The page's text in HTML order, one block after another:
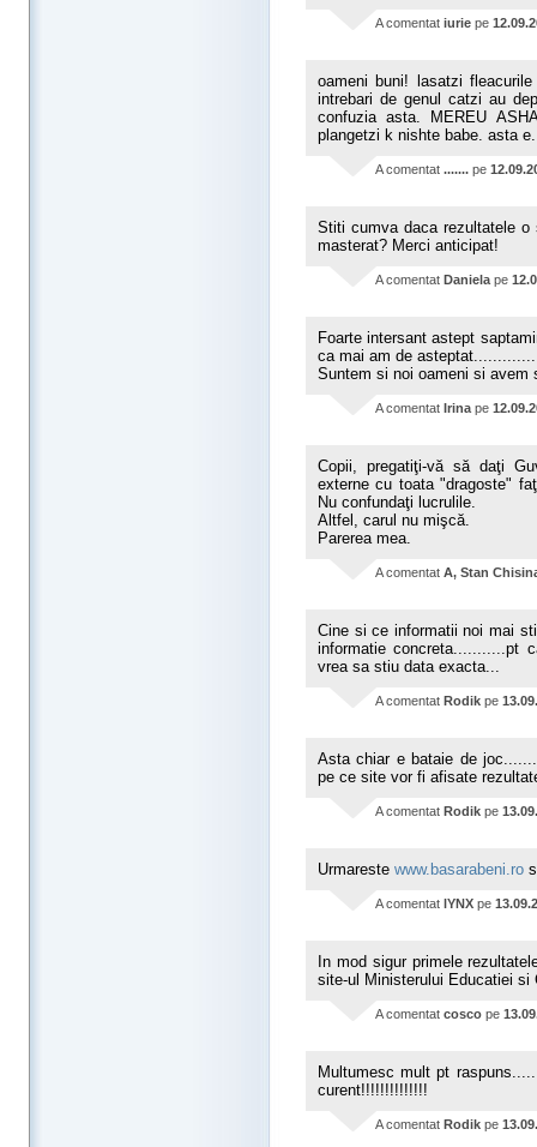
A comentat iurie pe
oameni buni! lasatzi
intrebari de genul catzi au
confuzia asta. MEREU
plangetzi k nishte babe. asta
A comentat ....... pe
Stiti cumva daca rezultatele
masterat? Merci anticipat!
A comentat Daniela pe
Foarte intersant astept
ca mai am de
Suntem si noi oameni si
A comentat Irina pe
Copii, pregatiţi-vă să daţi
externe cu toata "dragoste"
Nu confundaţi lucrulile.
Altfel, carul nu mişcă.
Parerea mea.
A comentat A, Stan
Cine si ce informatii noi mai
informatie concreta...........pt
vrea sa stiu data exacta...
A comentat Rodik pe
Asta chiar e bataie de
pe ce site vor fi afisate
A comentat Rodik pe
Urmareste www.basarabeni.ro
A comentat lYNX pe
In mod sigur primele
site-ul Ministerului Educatiei si
A comentat cosco pe
Multumesc mult pt
curent!!!!!!!!!!!!!!
A comentat Rodik pe